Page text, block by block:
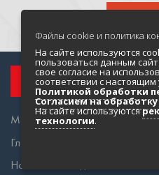
Магадан и Колыма во время
Главная
Новости Победы
Файлы cookie и политика
На сайте используются
пользоваться данным
свое согласие на
соответствии с
Политикой обработки
Согласием на
На сайте используются
технологии.